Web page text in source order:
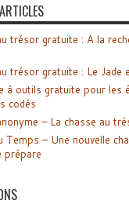
trésor gratuite : A la
trésor gratuite : Le Jade
à outils gratuite pour les
codés
– La chasse au
Temps – Une nouvelle
prépare